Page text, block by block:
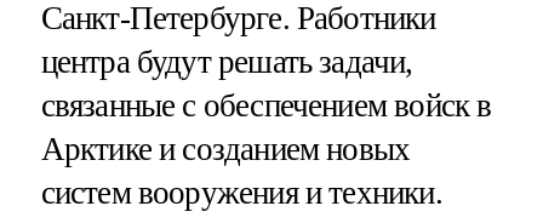
Санкт-Петербурге. Работники
центра будут решать задачи,
связанные с обеспечением войск в
Арктике и созданием новых
систем вооружения и техники.